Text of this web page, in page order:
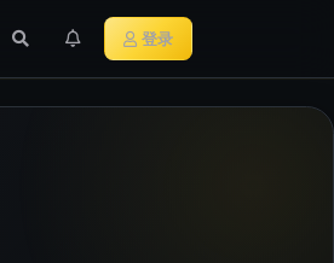
登录